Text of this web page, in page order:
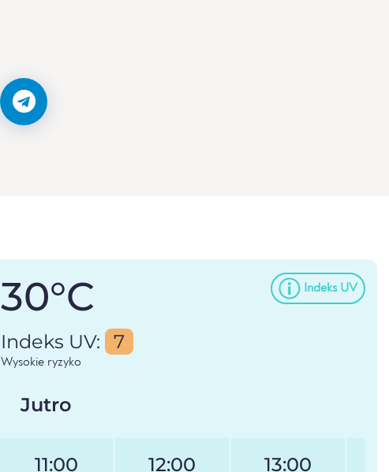
Indeks UV
30°C
Indeks UV: 7
Wysokie ryzyko
Jutro
11:00 12:00 13:00